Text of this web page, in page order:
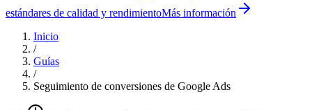
estándares de calidad y rendimientoMás información
Inicio
/
Guías
/
Seguimiento de conversiones de Google Ads